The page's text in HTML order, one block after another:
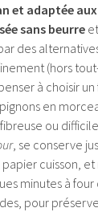
et adaptée
sans beurre
des
(hors
à choisir
en
ou
, se conserve
cuisson,
minutes à four
pour